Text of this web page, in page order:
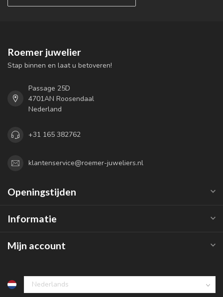
Roemer juwelier
Stap binnen en laat u betoveren!
Passage 25D
4701AN Roosendaal
Nederland
+31 165 382762
klantenservice@roemer-juweliers.nl
Openingstijden
Informatie
Mijn account